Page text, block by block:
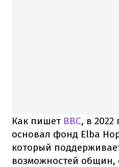
Как пишет BBC, в 2022
основал фонд Elba
который
возможностей общин,